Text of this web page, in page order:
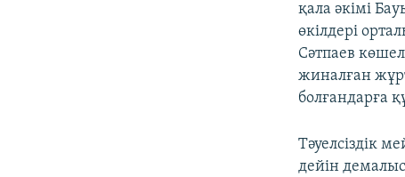
қала әкімі
өкілдері
Сәтпаев
жиналған
болғандарға
Тәуелсіздік
дейін